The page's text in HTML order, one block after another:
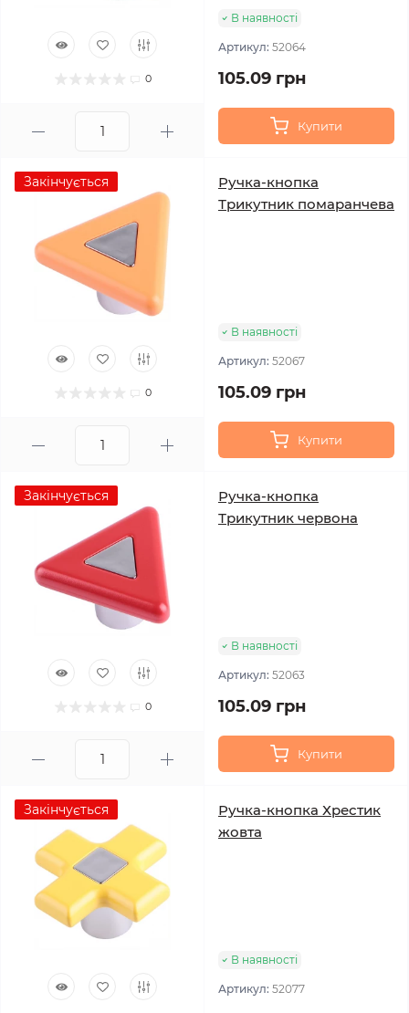
0
В наявності
Артикул: 52064
105.09 грн
Купити
Закінчується
0
Ручка-кнопка
Трикутник помаранчева
В наявності
Артикул: 52067
105.09 грн
Купити
Закінчується
0
Ручка-кнопка
Трикутник червона
В наявності
Артикул: 52063
105.09 грн
Купити
Закінчується
Ручка-кнопка Хрестик
жовта
В наявності
Артикул: 52077